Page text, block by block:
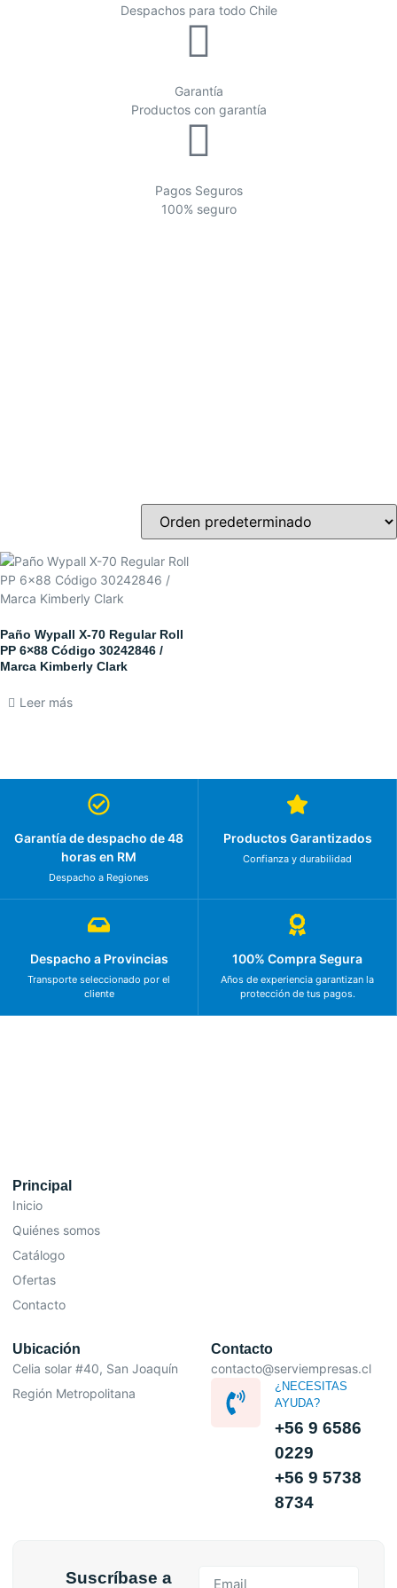
Despachos para todo Chile
Garantía
Productos con garantía
Pagos Seguros
100% seguro
Paño Wypall X-70 Regular Roll
PP 6×88 Código 30242846 /
Marca Kimberly Clark
Leer más
Garantía de despacho de 48
horas en RM
Despacho a Regiones
Productos Garantizados
Confianza y durabilidad
Despacho a Provincias
Transporte seleccionado por el
cliente
100% Compra Segura
Años de experiencia garantizan la
protección de tus pagos.
Principal
Inicio
Quiénes somos
Catálogo
Ofertas
Contacto
Ubicación
Celia solar #40, San Joaquín
Región Metropolitana
Contacto
contacto@serviempresas.cl
¿NECESITAS
AYUDA?
+56 9 6586
0229
+56 9 5738
8734
Suscríbase a